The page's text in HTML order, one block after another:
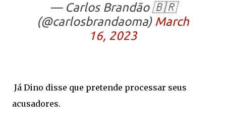
— Carlos Brandão 🇧🇷
(@carlosbrandaoma) March
16, 2023
Já Dino disse que pretende processar seus
acusadores.